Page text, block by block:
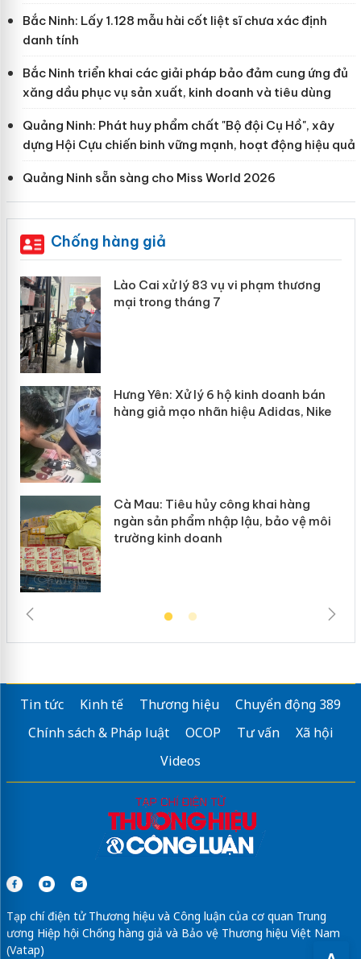
Bắc Ninh: Lấy 1.128 mẫu hài cốt liệt sĩ chưa xác định
danh tính
Bắc Ninh triển khai các giải pháp bảo đảm cung ứng đủ
xăng dầu phục vụ sản xuất, kinh doanh và tiêu dùng
Quảng Ninh: Phát huy phẩm chất "Bộ đội Cụ Hồ", xây
dựng Hội Cựu chiến binh vững mạnh, hoạt động hiệu quả
Quảng Ninh sẵn sàng cho Miss World 2026
Chống hàng giả
Lào Cai xử lý 83 vụ vi phạm thương
mại trong tháng 7
Hưng Yên: Xử lý 6 hộ kinh doanh bán
hàng giả mạo nhãn hiệu Adidas, Nike
Cà Mau: Tiêu hủy công khai hàng
ngàn sản phẩm nhập lậu, bảo vệ môi
trường kinh doanh
Tin tức Kinh tế Thương hiệu
Chuyển động 389
Chính sách & Pháp luật
OCOP Tư vấn
Xã hội
Videos
Tạp chí điện tử Thương hiệu và Công luận của cơ quan Trung
ương Hiệp hội Chống hàng giả và Bảo vệ Thương hiệu Việt Nam
(Vatap)